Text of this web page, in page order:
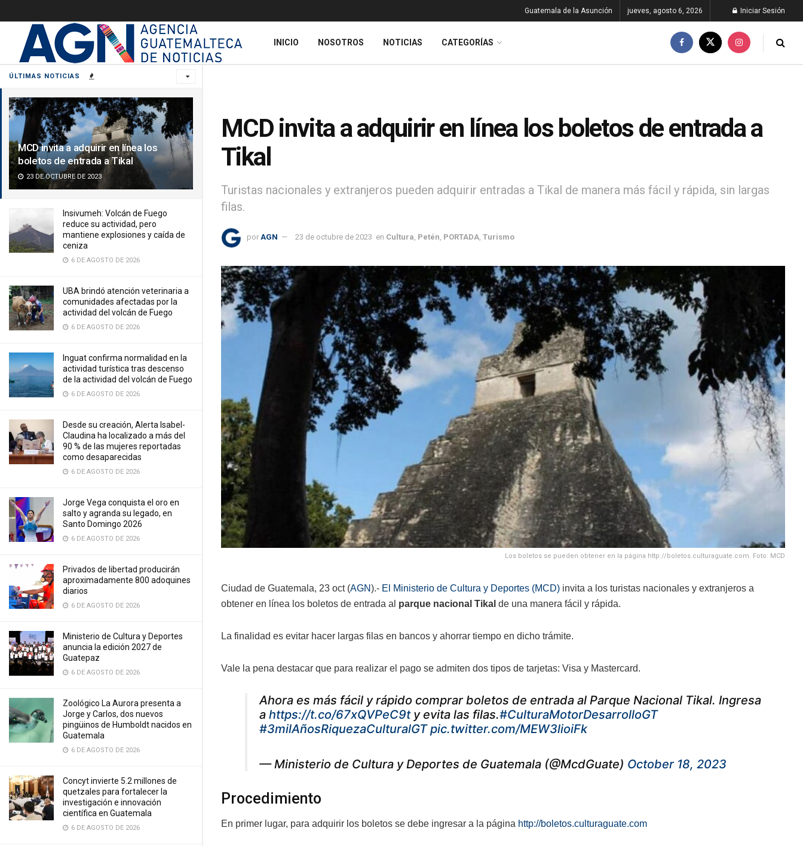
ÚLTIMAS NOTICIAS
MCD invita a adquirir en línea los
boletos de entrada a Tikal
23 DE OCTUBRE DE 2023
Insivumeh: Volcán de Fuego
reduce su actividad, pero
mantiene explosiones y caída de
ceniza
6 DE AGOSTO DE 2026
UBA brindó atención veterinaria a
comunidades afectadas por la
actividad del volcán de Fuego
6 DE AGOSTO DE 2026
Inguat confirma normalidad en la
actividad turística tras descenso
de la actividad del volcán de Fuego
6 DE AGOSTO DE 2026
Desde su creación, Alerta Isabel-
Claudina ha localizado a más del
90 % de las mujeres reportadas
como desaparecidas
6 DE AGOSTO DE 2026
Jorge Vega conquista el oro en
salto y agranda su legado, en
Santo Domingo 2026
6 DE AGOSTO DE 2026
Privados de libertad producirán
aproximadamente 800 adoquines
diarios
6 DE AGOSTO DE 2026
Ministerio de Cultura y Deportes
anuncia la edición 2027 de
Guatepaz
6 DE AGOSTO DE 2026
Zoológico La Aurora presenta a
Jorge y Carlos, dos nuevos
pingüinos de Humboldt nacidos en
Guatemala
6 DE AGOSTO DE 2026
Concyt invierte 5.2 millones de
quetzales para fortalecer la
investigación e innovación
científica en Guatemala
6 DE AGOSTO DE 2026
Guatemala de la Asunción jueves, agosto 6, 2026 Iniciar Sesión
INICIO NOSOTROS NOTICIAS CATEGORÍAS
MCD invita a adquirir en línea los boletos de entrada a
Tikal
Turistas nacionales y extranjeros pueden adquirir entradas a Tikal de manera más fácil y rápida, sin largas
filas.
por AGN 23 de octubre de 2023 en Cultura Petén PORTADA Turismo
Los boletos se pueden obtener en la página http://boletos.culturaguate.com. Foto: MCD
Ciudad de Guatemala, 23 oct (AGN).- El Ministerio de Cultura y Deportes (MCD) invita a los turistas nacionales y extranjeros a
obtener en línea los boletos de entrada al parque nacional Tikal de una manera fácil y rápida.
La finalidad es evitar hacer largas filas en bancos y ahorrar tiempo en dicho trámite.
Vale la pena destacar que para realizar el pago se admiten dos tipos de tarjetas: Visa y Mastercard.
Ahora es más fácil y rápido comprar boletos de entrada al Parque Nacional Tikal. Ingresa
a https://t.co/67xQVPeC9ty evita las filas.#CulturaMotorDesarrolloGT
#3milAñosRiquezaCulturalGT pic.twitter.com/MEW3lioiFk
— Ministerio de Cultura y Deportes de Guatemala (@McdGuate) October 18, 2023
Procedimiento
En primer lugar, para adquirir los boletos se debe ingresar a la página http://boletos.culturaguate.com